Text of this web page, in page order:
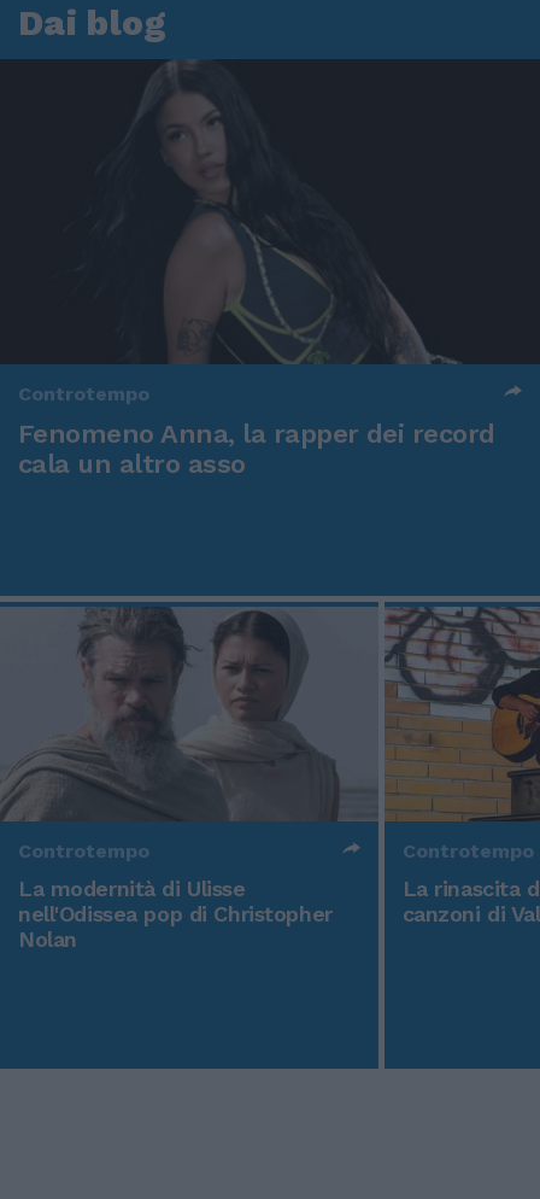
Dai blog
Controtempo
Fenomeno Anna, la rapper dei record
cala un altro asso
Controtempo
La modernità di Ulisse
nell'Odissea pop di Christopher
Nolan
Controtempo
La rinascita
canzoni di